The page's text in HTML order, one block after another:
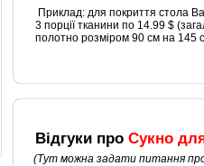
Приклад: для покриття стола
3 порції тканини по 14.99 $
полотно розміром 90 см на 145
Відгуки про Сукно
(Тут можна задати питання